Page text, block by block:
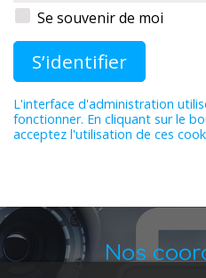
Se souvenir de moi
L'interface d'administration
fonctionner. En cliquant sur le
acceptez l'utilisation de ces
Nos